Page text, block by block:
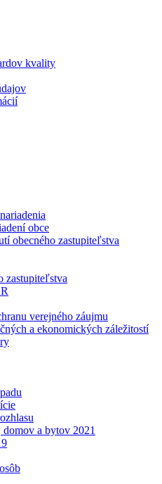
kvality
obce
obecného zastupiteľstva
zastupiteľstva
verejného záujmu
a ekonomických záležitostí
a bytov 2021